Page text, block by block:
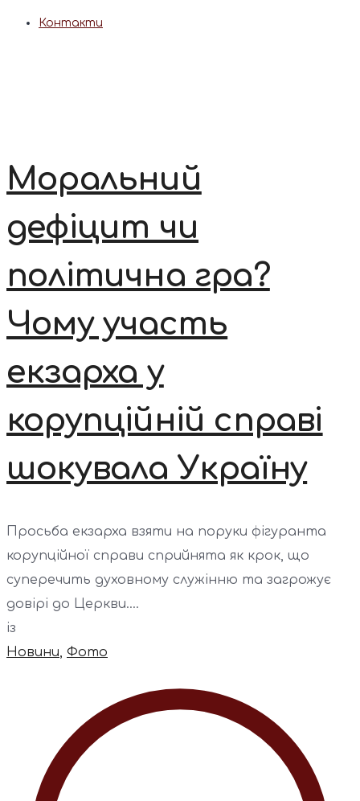
Контакти
Моральний
дефіцит чи
політична гра?
Чому участь
екзарха у
корупційній справі
шокувала Україну
Просьба екзарха взяти на поруки фігуранта
корупційної справи сприйнята як крок, що
суперечить духовному служінню та загрожує
довірі до Церкви....
із
Новини, Фото